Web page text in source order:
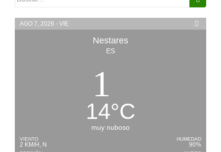
AGO 7, 2026 - VIE
Nestares
ES
14°C
muy nuboso
VIENTO
2 KM/H, N
HUMEDAD
90%